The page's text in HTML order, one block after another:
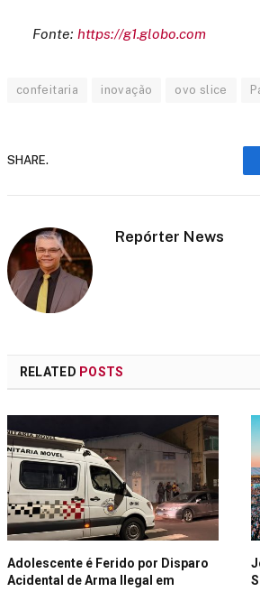
Fonte: https://g1.globo.com
confeitaria inovação ovo slice
SHARE.
Repórter News
RELATED POSTS
Adolescente é Ferido por Disparo
Acidental de Arma Ilegal em